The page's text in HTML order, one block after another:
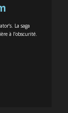
La saga
à l’obscurité.